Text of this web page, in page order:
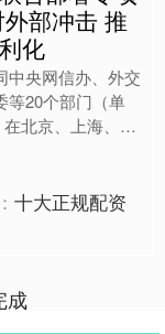
部冲击 推
化
中央网信办、外交
等20个部门（单
北京、上海、广
合部署开展为
利....
十大正规配资
成